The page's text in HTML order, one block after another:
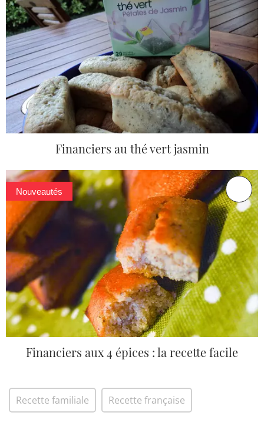
Financiers au thé vert jasmin
Nouveautés
Financiers aux 4 épices : la recette facile
Recette familiale Recette française